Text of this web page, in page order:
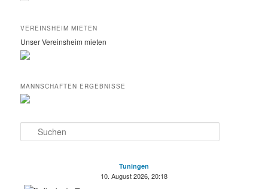
VEREINSHEIM MIETEN
Unser Vereinsheim mieten
MANNSCHAFTEN ERGEBNISSE
u
n
Tuningen
10. August 2026, 20:18